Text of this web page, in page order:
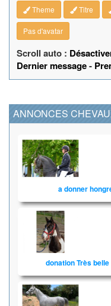
Theme Titre
Pas d'avatar
Scroll auto :
Dernier message-
ANNONCES
a donner
donation Très